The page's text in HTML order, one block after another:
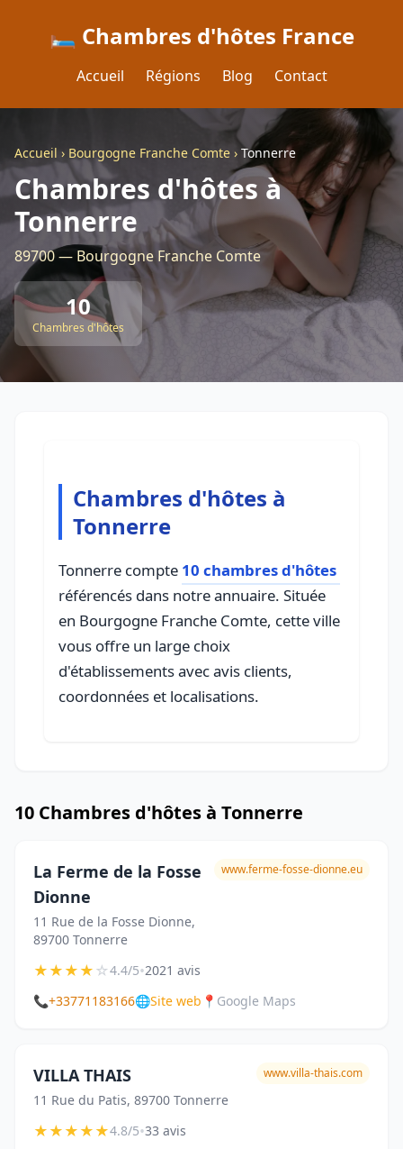
🛏️ Chambres d'hôtes France
Accueil Régions Blog Contact
Accueil › Bourgogne Franche Comte › Tonnerre
Chambres d'hôtes à
Tonnerre
89700 — Bourgogne Franche Comte
10
Chambres d'hôtes
Chambres d'hôtes à
Tonnerre
Tonnerre compte 10 chambres d'hôtes
référencés dans notre annuaire. Située
en Bourgogne Franche Comte, cette ville
vous offre un large choix
d'établissements avec avis clients,
coordonnées et localisations.
10 Chambres d'hôtes à Tonnerre
La Ferme de la Fosse
Dionne
11 Rue de la Fosse Dionne,
89700 Tonnerre
www.ferme-fosse-dionne.eu
★★★★☆4.4/5•2021 avis
📞+33771183166🌐Site web 📍 Google Maps
VILLA THAIS
11 Rue du Patis, 89700 Tonnerre
www.villa-thais.com
★★★★★4.8/5•33 avis